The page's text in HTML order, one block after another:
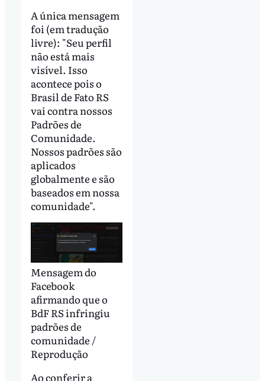
A única mensagem
foi (em tradução
livre): "Seu perfil
não está mais
visível. Isso
acontece pois o
Brasil de Fato RS
vai contra nossos
Padrões de
Comunidade.
Nossos padrões são
aplicados
globalmente e são
baseados em nossa
comunidade".
Mensagem do
Facebook
afirmando que o
BdF RS infringiu
padrões de
comunidade /
Reprodução
Ao conferir a